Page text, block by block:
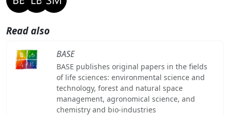
Read also
BASE
BASE publishes original papers in the fields
of life sciences: environmental science and
technology, forest and natural space
management, agronomical science, and
chemistry and bio-industries